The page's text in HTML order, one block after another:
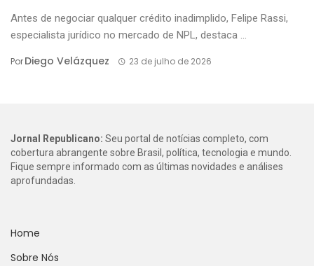
Antes de negociar qualquer crédito inadimplido, Felipe Rassi,
especialista jurídico no mercado de NPL, destaca ...
PorDiego Velázquez 23 de julho de 2026
Jornal Republicano: Seu portal de notícias completo, com
cobertura abrangente sobre Brasil, política, tecnologia e mundo.
Fique sempre informado com as últimas novidades e análises
aprofundadas.
Home
Sobre Nós